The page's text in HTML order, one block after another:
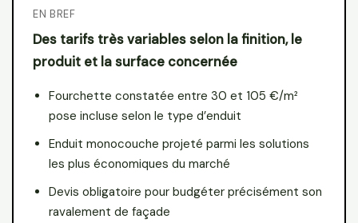
EN BREF
Des tarifs très variables selon la finition, le
produit et la surface concernée
Fourchette constatée entre 30 et 105 €/m²
pose incluse selon le type d’enduit
Enduit monocouche projeté parmi les solutions
les plus économiques du marché
Devis obligatoire pour budgéter précisément son
ravalement de façade